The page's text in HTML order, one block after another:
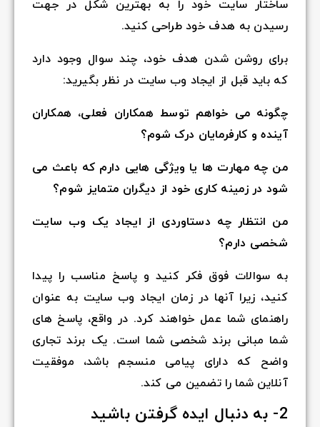
ساختار سایت خود را به بهترین شکل در جهت
رسیدن به هدف خود طراحی کنید.
برای روشن شدن هدف خود، چند سوال وجود دارد
که باید قبل از ایجاد وب سایت در نظر بگیرید:
چگونه می خواهم توسط همکاران فعلی، همکاران
آینده و کارفرمایان درک شوم؟
من چه مهارت ها یا ویژگی هایی دارم که باعث می
شود در زمینه کاری خود از دیگران متمایز شوم؟
من انتظار چه دستاوردی از ایجاد یک وب سایت
شخصی دارم؟
به سوالات فوق فکر کنید و پاسخ مناسب را پیدا
کنید، زیرا آنها در زمان ایجاد وب سایت به عنوان
راهنمای شما عمل خواهند کرد. در واقع، پاسخ های
شما مبانی برند شخصی شما است. یک برند تجاری
واضح که دارای پیامی منسجم باشد، موفقیت
آنلاین شما را تضمین می کند.
2- به دنبال ایده گرفتن باشید